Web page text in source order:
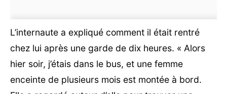
L’internaute a expliqué comment il était rentré
chez lui après une garde de dix heures. « Alors
hier soir, j’étais dans le bus, et une femme
enceinte de plusieurs mois est montée à bord.